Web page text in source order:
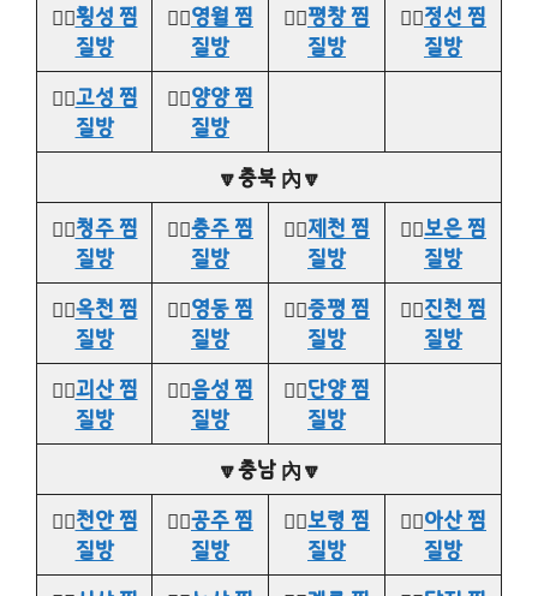
👉🏻횡성 찜
질방
👉🏻영월 찜
질방
👉🏻평창 찜
질방
👉🏻정선 찜
질방
👉🏻고성 찜
질방
👉🏻양양 찜
질방
🔽충북 內🔽
👉🏻청주 찜
질방
👉🏻충주 찜
질방
👉🏻제천 찜
질방
👉🏻보은 찜
질방
👉🏻옥천 찜
질방
👉🏻영동 찜
질방
👉🏻증평 찜
질방
👉🏻진천 찜
질방
👉🏻괴산 찜
질방
👉🏻음성 찜
질방
👉🏻단양 찜
질방
🔽충남 內🔽
👉🏻천안 찜
질방
👉🏻공주 찜
질방
👉🏻보령 찜
질방
👉🏻아산 찜
질방